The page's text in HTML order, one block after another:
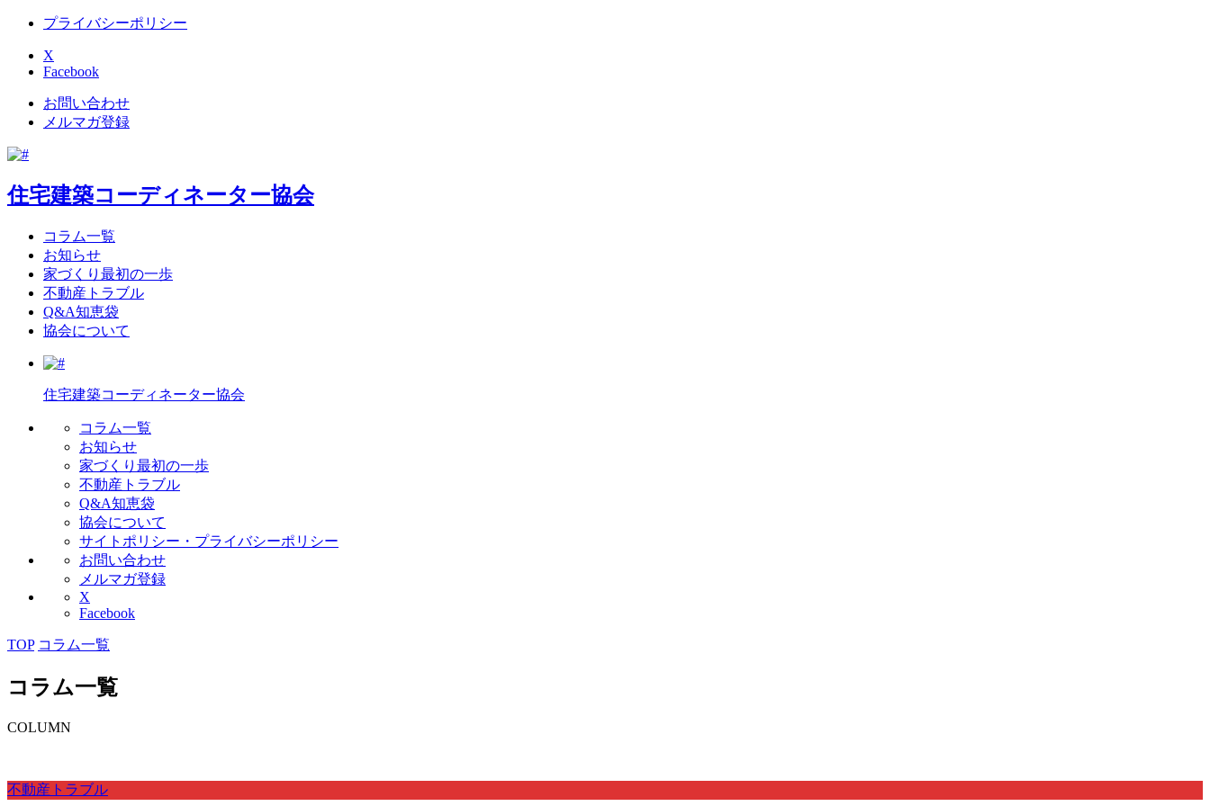
プライバシーポリシー
X
Facebook
お問い合わせ
メルマガ登録
住宅建築コーディネーター協会
コラム一覧
お知らせ
家づくり最初の一歩
不動産トラブル
Q&A知恵袋
協会について
住宅建築コーディネーター協会
コラム一覧
お知らせ
家づくり最初の一歩
不動産トラブル
Q&A知恵袋
協会について
サイトポリシー・プライバシーポリシー
お問い合わせ
メルマガ登録
X
Facebook
TOP コラム一覧
コラム一覧
COLUMN
不動産トラブル